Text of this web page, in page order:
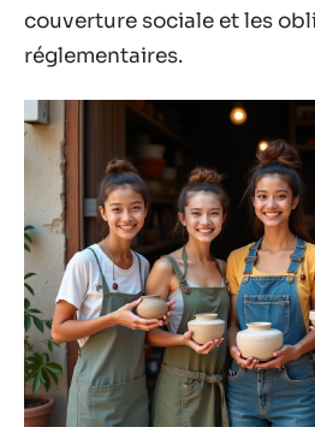
couverture sociale et les
réglementaires.